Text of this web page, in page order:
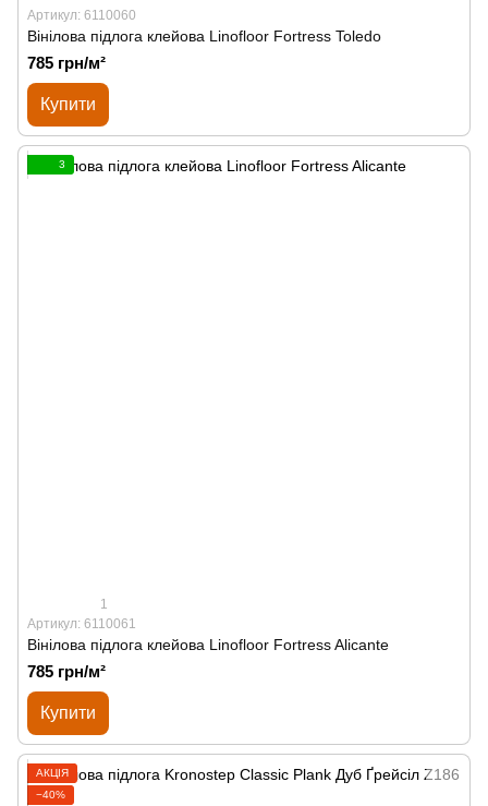
Артикул: 6110060
Вінілова підлога клейова Linofloor Fortress Toledo
785 грн/м²
Купити
3
1
Артикул: 6110061
Вінілова підлога клейова Linofloor Fortress Alicante
785 грн/м²
Купити
АКЦІЯ
−40%